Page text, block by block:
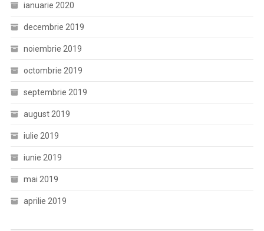
ianuarie 2020
decembrie 2019
noiembrie 2019
octombrie 2019
septembrie 2019
august 2019
iulie 2019
iunie 2019
mai 2019
aprilie 2019